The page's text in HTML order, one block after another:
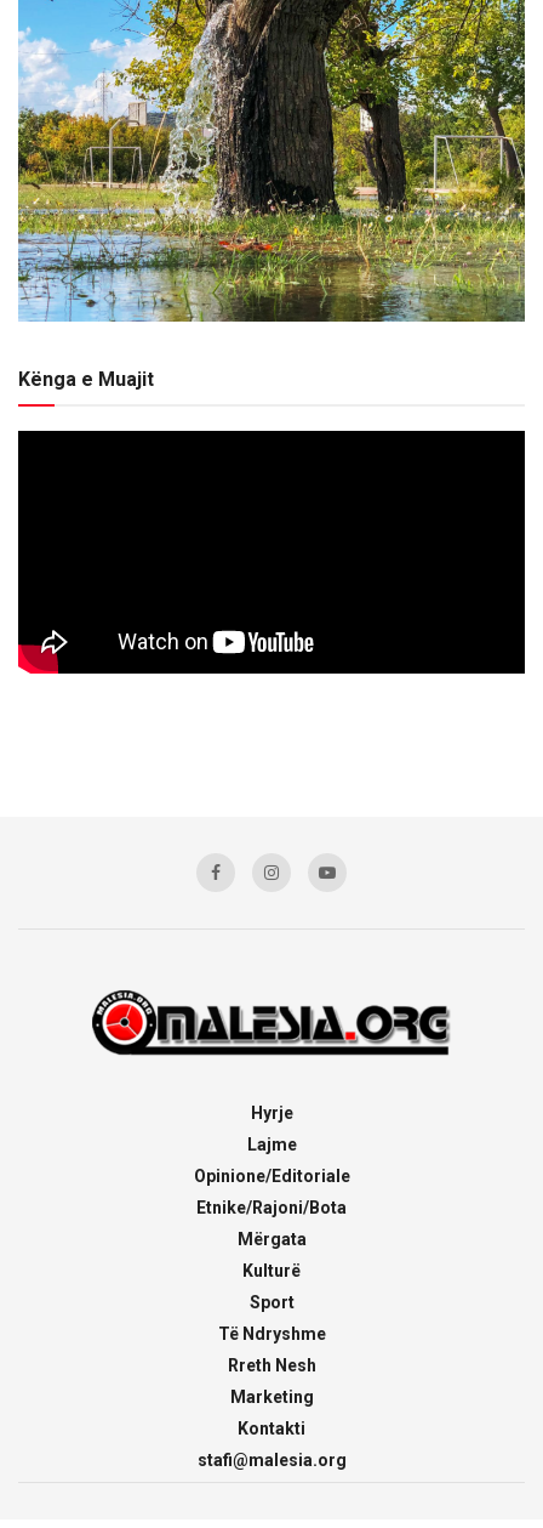
Kënga e Muajit
Hyrje
Lajme
Opinione/Editoriale
Etnike/Rajoni/Bota
Mërgata
Kulturë
Sport
Të Ndryshme
Rreth Nesh
Marketing
Kontakti
stafi@malesia.org